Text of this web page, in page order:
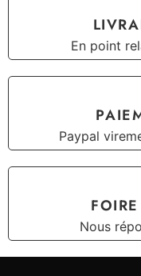
En point
Paypal
Nous